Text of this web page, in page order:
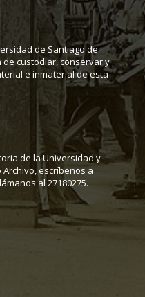
de Santiago de
de custodiar, conservar y
e inmaterial de esta
de la Universidad y
escríbenos a
al 27180275.